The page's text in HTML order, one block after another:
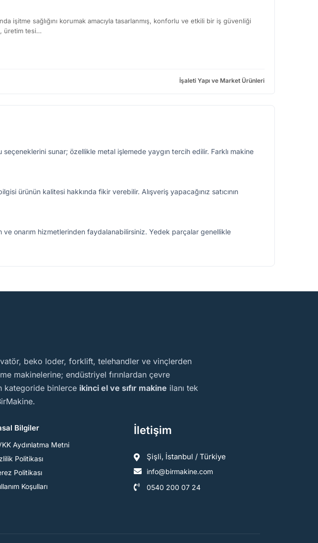
işitme sağlığını korumak amacıyla tasarlanmış, konforlu ve etkili bir iş güvenliği
üretim tesi…
İşaleti Yapı ve Market Ürünleri
sunar; özellikle metal işlemede yaygın tercih edilir. Farklı makine
ürünün kalitesi hakkında fikir verebilir. Alışveriş yapacağınız satıcının
ve onarım hizmetlerinden faydalanabilirsiniz. Yedek parçalar genellikle
beko loder, forklift, telehandler ve vinçlerden
makinelerine; endüstriyel fırınlardan çevre
kategoride binlerce ikinci el ve sıfır makine ilanı tek
Bilgiler
Aydınlatma Metni
Politikası
Politikası
Koşulları
İletişim
Şişli, İstanbul / Türkiye
info@birmakine.com
0540 200 07 24